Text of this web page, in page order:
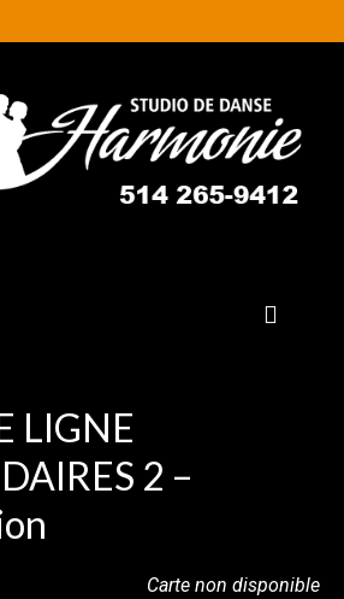
LIGNE
2 –
Carte non disponible